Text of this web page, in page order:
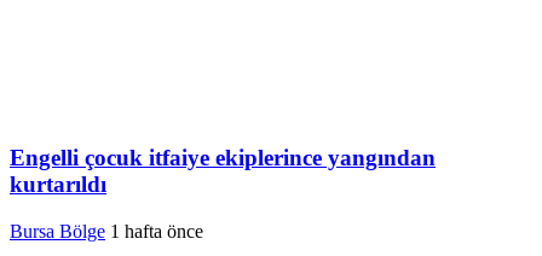
Engelli çocuk itfaiye ekiplerince yangından
kurtarıldı
Bursa Bölge 1 hafta önce